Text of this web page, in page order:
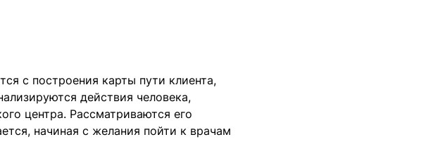
с построения карты пути клиента,
действия человека,
центра. Рассматриваются его
начиная с желания пойти к врачам